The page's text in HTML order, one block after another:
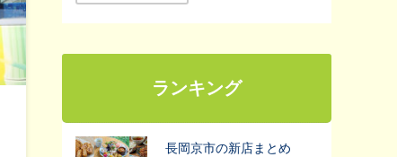
ランキング
長岡京市の新店まとめ